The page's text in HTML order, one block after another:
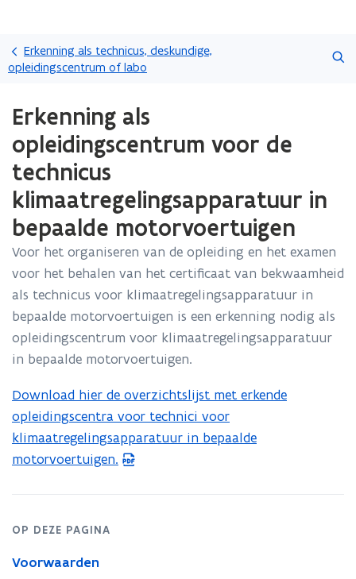
en
Erkenning als technicus, deskundige,
opleidingscentrum of labo
Zoeken
met
laden.
bevindt
zich
op:
Erkenning
opleidingscentrum
voor
de
technicus
klimaatregelingsapparatuur
bepaalde
motorvoertuigen
Erkenning als
opleidingscentrum voor de
technicus
klimaatregelingsapparatuur in
bepaalde motorvoertuigen
Voor het organiseren van de opleiding en het examen
voor het behalen van het certificaat van bekwaamheid
als technicus voor klimaatregelingsapparatuur in
bepaalde motorvoertuigen is een erkenning nodig als
opleidingscentrum voor klimaatregelingsapparatuur
in bepaalde motorvoertuigen.
Download hier de overzichtslijst met erkende
opleidingscentra voor technici voor
klimaatregelingsapparatuur in bepaalde
motorvoertuigen.
(
P
D
F
s
a
OP DEZE PAGINA
Voorwaarden